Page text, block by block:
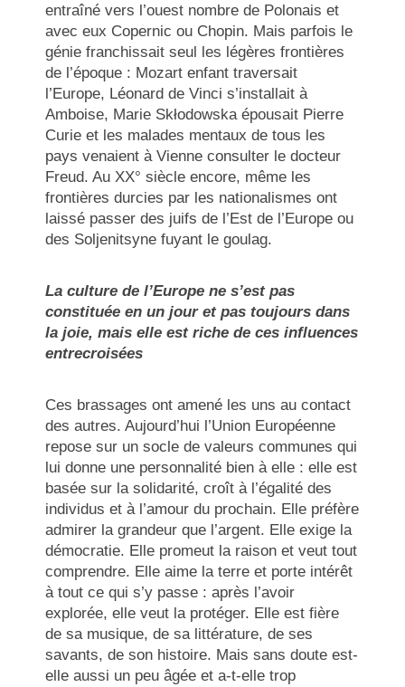
entraîné vers l’ouest nombre de Polonais et
avec eux Copernic ou Chopin. Mais parfois le
génie franchissait seul les légères frontières
de l’époque : Mozart enfant traversait
l’Europe, Léonard de Vinci s’installait à
Amboise, Marie Skłodowska épousait Pierre
Curie et les malades mentaux de tous les
pays venaient à Vienne consulter le docteur
Freud. Au XX° siècle encore, même les
frontières durcies par les nationalismes ont
laissé passer des juifs de l’Est de l’Europe ou
des Soljenitsyne fuyant le goulag.
La culture de l’Europe ne s’est pas
constituée en un jour et pas toujours dans
la joie, mais elle est riche de ces influences
entrecroisées
Ces brassages ont amené les uns au contact
des autres. Aujourd’hui l’Union Européenne
repose sur un socle de valeurs communes qui
lui donne une personnalité bien à elle : elle est
basée sur la solidarité, croît à l’égalité des
individus et à l’amour du prochain. Elle préfère
admirer la grandeur que l’argent. Elle exige la
démocratie. Elle promeut la raison et veut tout
comprendre. Elle aime la terre et porte intérêt
à tout ce qui s’y passe : après l’avoir
explorée, elle veut la protéger. Elle est fière
de sa musique, de sa littérature, de ses
savants, de son histoire. Mais sans doute est-
elle aussi un peu âgée et a-t-elle trop